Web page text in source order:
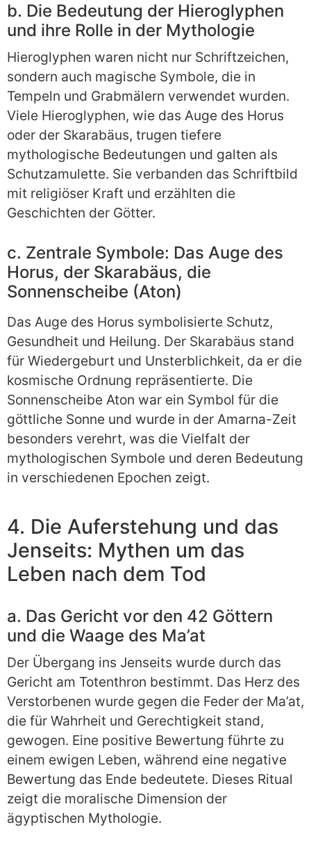
b. Die Bedeutung der Hieroglyphen
und ihre Rolle in der Mythologie
Hieroglyphen waren nicht nur Schriftzeichen,
sondern auch magische Symbole, die in
Tempeln und Grabmälern verwendet wurden.
Viele Hieroglyphen, wie das Auge des Horus
oder der Skarabäus, trugen tiefere
mythologische Bedeutungen und galten als
Schutzamulette. Sie verbanden das Schriftbild
mit religiöser Kraft und erzählten die
Geschichten der Götter.
c. Zentrale Symbole: Das Auge des
Horus, der Skarabäus, die
Sonnenscheibe (Aton)
Das Auge des Horus symbolisierte Schutz,
Gesundheit und Heilung. Der Skarabäus stand
für Wiedergeburt und Unsterblichkeit, da er die
kosmische Ordnung repräsentierte. Die
Sonnenscheibe Aton war ein Symbol für die
göttliche Sonne und wurde in der Amarna-Zeit
besonders verehrt, was die Vielfalt der
mythologischen Symbole und deren Bedeutung
in verschiedenen Epochen zeigt.
4. Die Auferstehung und das
Jenseits: Mythen um das
Leben nach dem Tod
a. Das Gericht vor den 42 Göttern
und die Waage des Ma’at
Der Übergang ins Jenseits wurde durch das
Gericht am Totenthron bestimmt. Das Herz des
Verstorbenen wurde gegen die Feder der Ma’at,
die für Wahrheit und Gerechtigkeit stand,
gewogen. Eine positive Bewertung führte zu
einem ewigen Leben, während eine negative
Bewertung das Ende bedeutete. Dieses Ritual
zeigt die moralische Dimension der
ägyptischen Mythologie.